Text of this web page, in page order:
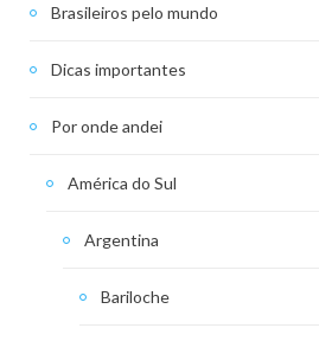
Brasileiros pelo mundo
Dicas importantes
Por onde andei
América do Sul
Argentina
Bariloche